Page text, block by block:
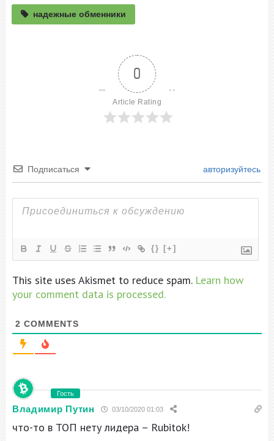
надежные обменники
0
Article Rating
Подписаться авторизуйтесь
{} [+]
This site uses Akismet to reduce spam. Learn how
your comment data is processed.
2 COMMENTS
Гость
Владимир Путин 03/10/2020 01:03
что-то в ТОП нету лидера – Rubitok!